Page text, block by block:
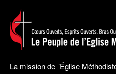
La mission de l’Église